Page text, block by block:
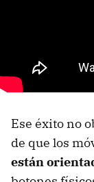
Ese éxito no
de que los
están